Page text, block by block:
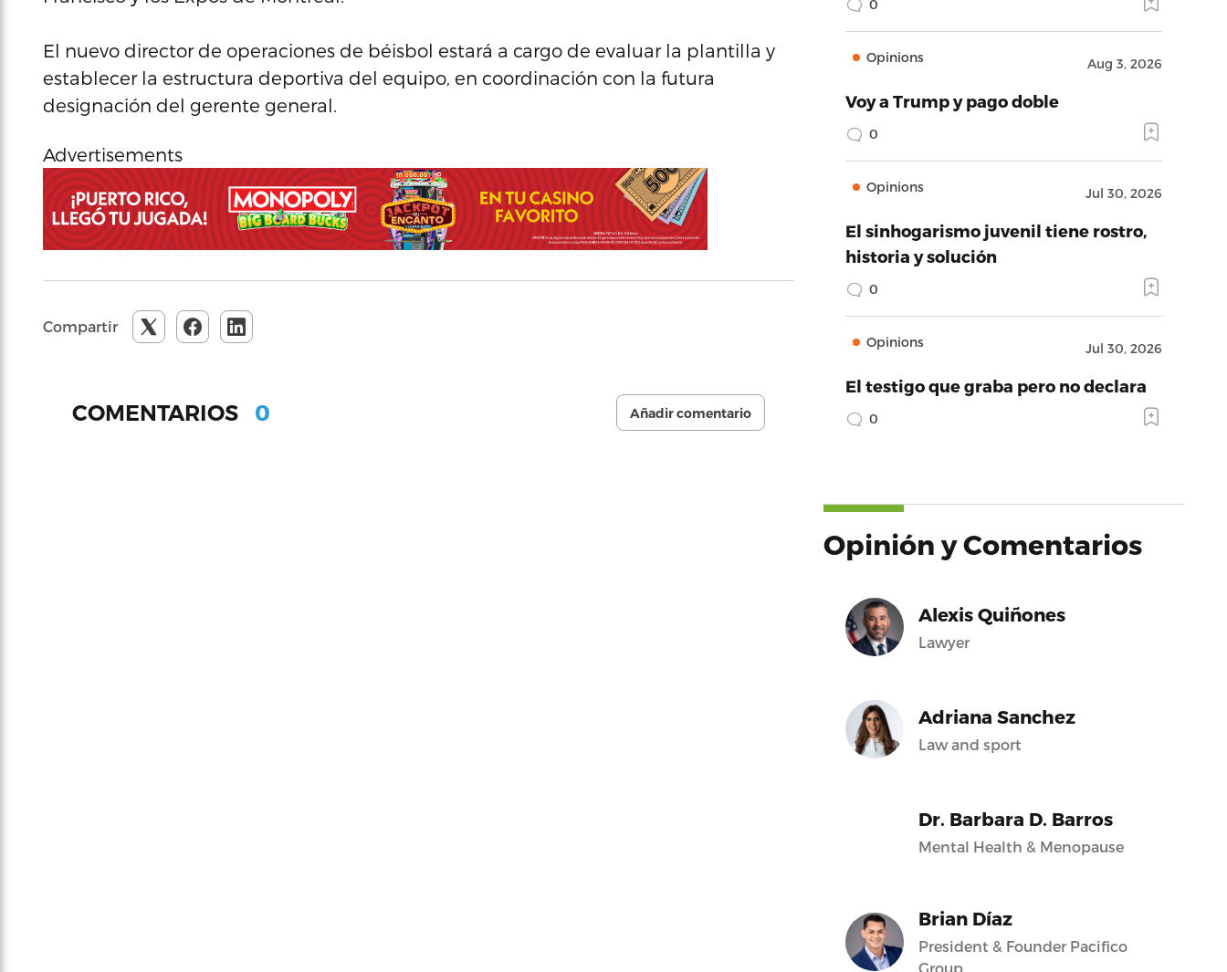
El nuevo director de operaciones de béisbol estará a cargo de evaluar la plantilla y
establecer la estructura deportiva del equipo, en coordinación con la futura
designación del gerente general.
Advertisements
Compartir
COMENTARIOS 0 Añadir comentario
0
Opinions Aug 3, 2026
Voy a Trump y pago doble
0
Opinions Jul 30, 2026
El sinhogarismo juvenil tiene rostro,
historia y solución
0
Opinions Jul 30, 2026
El testigo que graba pero no declara
0
Opinión y Comentarios
Alexis Quiñones
Lawyer
Adriana Sanchez
Law and sport
Dr. Barbara D. Barros
Mental Health & Menopause
Brian Díaz
President & Founder Pacifico
Group